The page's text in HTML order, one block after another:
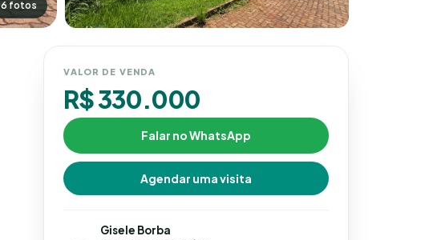
6 fotos
VALOR DE VENDA
R$ 330.000
Falar no WhatsApp
Agendar uma visita
Gisele Borba